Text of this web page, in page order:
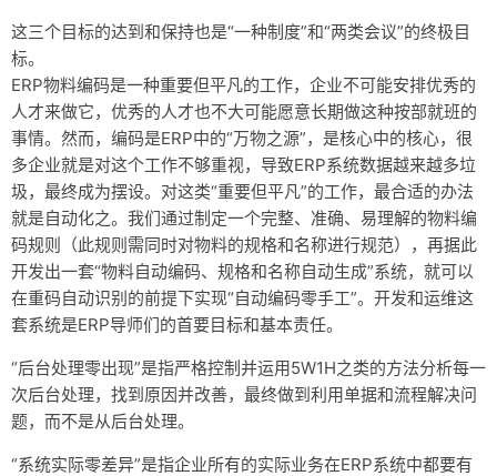
这三个目标的达到和保持也是“一种制度”和“两类会议”的终极目
标。
ERP物料编码是一种重要但平凡的工作，企业不可能安排优秀的
人才来做它，优秀的人才也不大可能愿意长期做这种按部就班的
事情。然而，编码是ERP中的“万物之源”，是核心中的核心，很
多企业就是对这个工作不够重视，导致ERP系统数据越来越多垃
圾，最终成为摆设。对这类“重要但平凡”的工作，最合适的办法
就是自动化之。我们通过制定一个完整、准确、易理解的物料编
码规则（此规则需同时对物料的规格和名称进行规范），再据此
开发出一套“物料自动编码、规格和名称自动生成”系统，就可以
在重码自动识别的前提下实现“自动编码零手工”。开发和运维这
套系统是ERP导师们的首要目标和基本责任。
“后台处理零出现”是指严格控制并运用5W1H之类的方法分析每一
次后台处理，找到原因并改善，最终做到利用单据和流程解决问
题，而不是从后台处理。
“系统实际零差异”是指企业所有的实际业务在ERP系统中都要有